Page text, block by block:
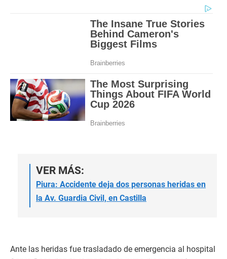
VER MÁS:
Piura: Accidente deja dos personas heridas en
la Av. Guardia Civil, en Castilla
Ante las heridas fue trasladado de emergencia al hospital